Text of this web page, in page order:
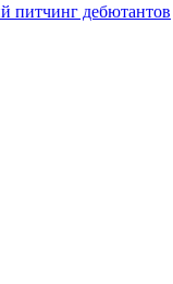
питчинг дебютантов